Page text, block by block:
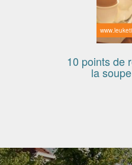
10 points de
la